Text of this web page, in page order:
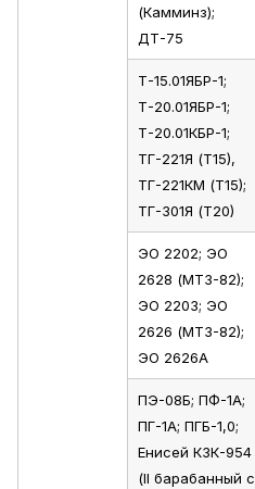
(Камминз);
ДТ-75
Т-15.01ЯБР-1;
Т-20.01ЯБР-1;
Т-20.01КБР-1;
ТГ-221Я (Т15),
ТГ-221КМ (Т15);
ТГ-301Я (Т20)
ЭО 2202; ЭО
2628 (МТЗ-82);
ЭО 2203; ЭО
2626 (МТЗ-82);
ЭО 2626А
ПЭ-08Б; ПФ-1А;
ПГ-1А; ПГБ-1,0;
Енисей КЗК-954
(II барабанный с